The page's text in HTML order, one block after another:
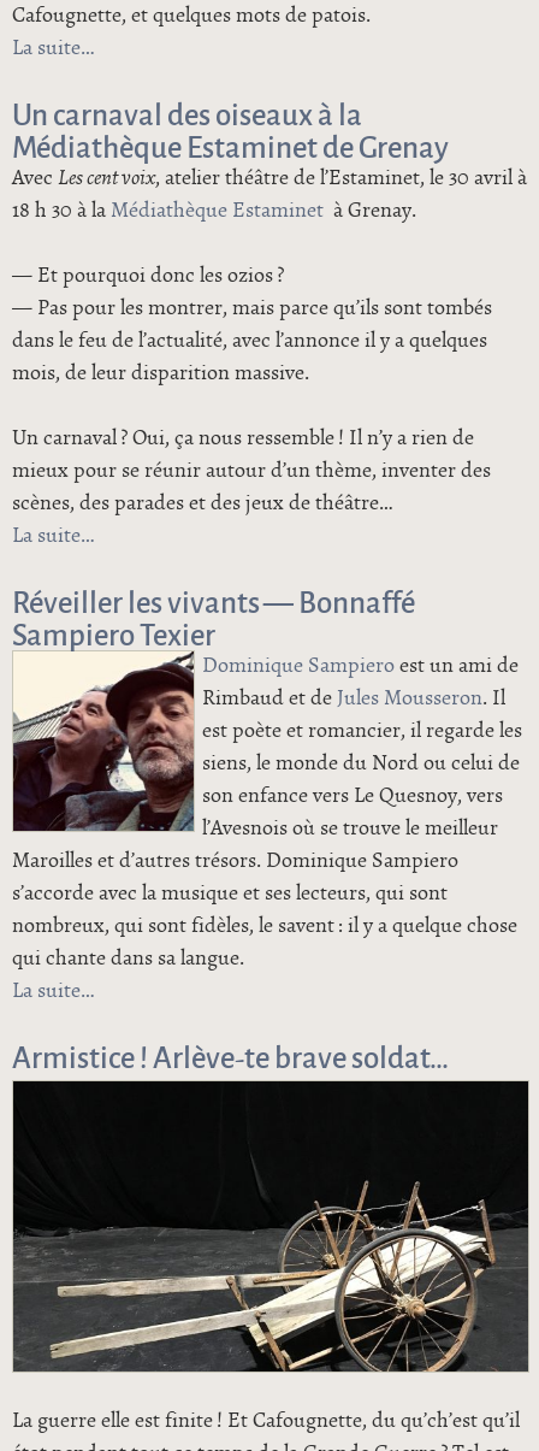
Cafougnette, et quelques mots de patois.
La suitede Les acteurs du Nord
Un carnaval des oiseaux à la
Médiathèque Estaminet de Grenay
Avec Les cent voix, atelier théâtre de l’Estaminet, le 30 avril à
18 h 30 à la Médiathèque Estaminet à Grenay.
— Et pourquoi donc les ozios ?
— Pas pour les montrer, mais parce qu’ils sont tombés
dans le feu de l’actualité, avec l’annonce il y a quelques
mois, de leur disparition massive.
Un carnaval ? Oui, ça nous ressemble ! Il n’y a rien de
mieux pour se réunir autour d’un thème, inventer des
scènes, des parades et des jeux de théâtre…
La suitede Un carnaval des oiseaux à la Médiathèque
Réveiller les vivants — Bonnaffé
Sampiero Texier
Dominique Sampiero est un ami de
Rimbaud et de Jules Mousseron. Il
est poète et romancier, il regarde les
siens, le monde du Nord ou celui de
son enfance vers Le Quesnoy, vers
l’Avesnois où se trouve le meilleur
Maroilles et d’autres trésors. Dominique Sampiero
s’accorde avec la musique et ses lecteurs, qui sont
nombreux, qui sont fidèles, le savent : il y a quelque chose
qui chante dans sa langue.
La suitede Réveiller les vivants — Bonnaffé Sampiero
Armistice ! Arlève-te brave soldat…
La guerre elle est finite ! Et Cafougnette, du qu’ch’est qu’il